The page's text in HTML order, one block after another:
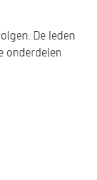
De leden
onderdelen